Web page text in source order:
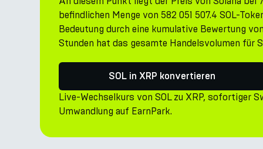
befindlichen Menge von 582 051 507.4 SOL-
Bedeutung durch eine kumulative Bewertung
Stunden hat das gesamte Handelsvolumen für
SOL in XRP konvertieren
Live-Wechselkurs von SOL zu XRP, sofortiger
Umwandlung auf EarnPark.